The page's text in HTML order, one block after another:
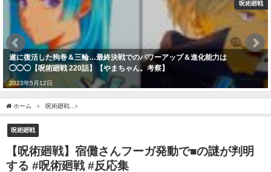
呪術廻戦
遂に復活した狗巻＆三輪…最終決戦でのパワーアップ＆進化能力は
◯◯◯【呪術廻戦 220話】【やまちゃん。考察】
2023年5月12日
ホーム 呪術廻戦
呪術廻戦
【呪術廻戦】宿儺さんフーガ発動で■の謎が判明
する #呪術廻戦 #反応集